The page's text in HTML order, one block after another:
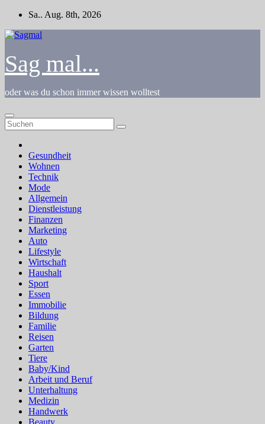
Zum
springen
Sa.. Aug. 8th, 2026
Sag mal...
oder was du schon immer wissen wolltest
Gesundheit
Wohnen
Technik
Mode
Allgemein
Dienstleistung
Finanzen
Marketing
Auto
Lifestyle
Wirtschaft
Haushalt
Sport
Essen
Immobilie
Bildung
Familie
Reisen
Garten
Tiere
Baby/Kind
Arbeit und Beruf
Unterhaltung
Medizin
Handwerk
Beauty